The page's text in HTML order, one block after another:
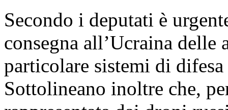
Secondo i deputati è
consegna all’Ucraina
particolare sistemi di
Sottolineano inoltre che,